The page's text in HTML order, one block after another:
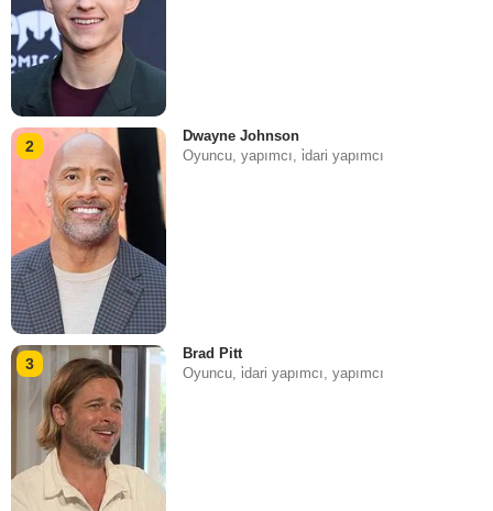
2
Dwayne Johnson
Oyuncu, yapımcı, i̇dari yapımcı
3
Brad Pitt
Oyuncu, i̇dari yapımcı, yapımcı